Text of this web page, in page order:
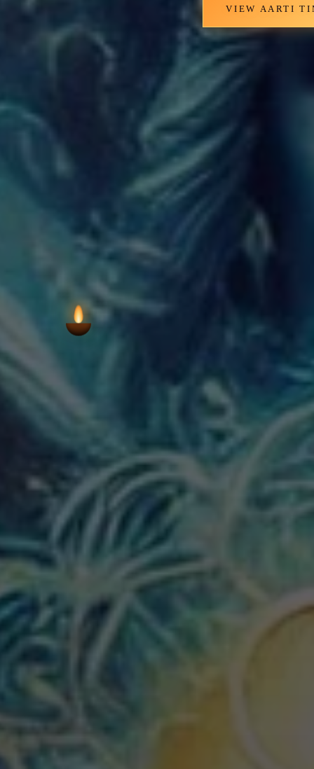
మరియు ఆశీర్వాదాలు పొందడానికి వచ్చే
దేవాలయం బిహార్‌లో ఆలయ జీవనం
వైదిక మరియు శాస్త్రీయ భారతీయ
నిర్దిష్ట నిర్మాణ లక్షణాలు లేదా
వనరులలో విస్తృతంగా లిపిబద్ధం
విశ్వాసం మరియు సామాజిక బంధాలను
శైవ సంప్రదాయల పై కేంద్రీభూతమైన
ఆలయ ఆరాధన యొక్క